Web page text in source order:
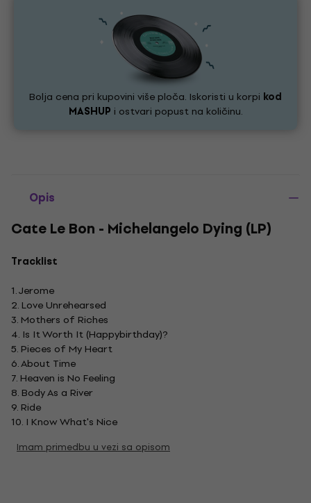
Bolja cena pri kupovini više ploča. Iskoristi u korpi kod
MASHUP i ostvari popust na količinu.
Opis
Cate Le Bon - Michelangelo Dying (LP)
Tracklist
1. Jerome
2. Love Unrehearsed
3. Mothers of Riches
4. Is It Worth It (Happybirthday)?
5. Pieces of My Heart
6. About Time
7. Heaven is No Feeling
8. Body As a River
9. Ride
10. I Know What's Nice
Imam primedbu u vezi sa opisom